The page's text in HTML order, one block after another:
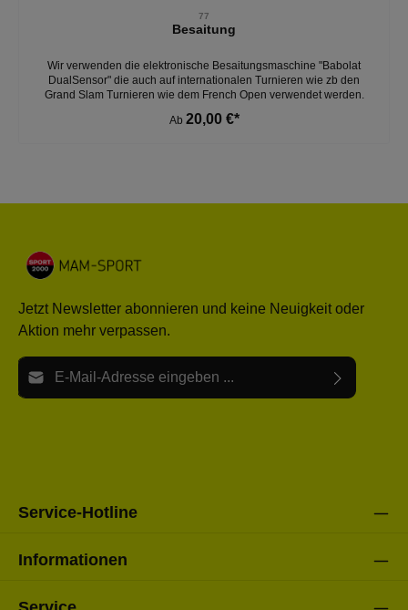
77
Besaitung
Wir verwenden die elektronische Besaitungsmaschine "Babolat
DualSensor" die auch auf internationalen Turnieren wie zb den
Grand Slam Turnieren wie dem French Open verwendet werden.
Ab 20,00 €*
Jetzt Newsletter abonnieren und keine Neuigkeit oder
Aktion mehr verpassen.
E-Mail-Adresse*
Service-Hotline
Informationen